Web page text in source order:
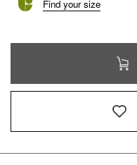
Find your size